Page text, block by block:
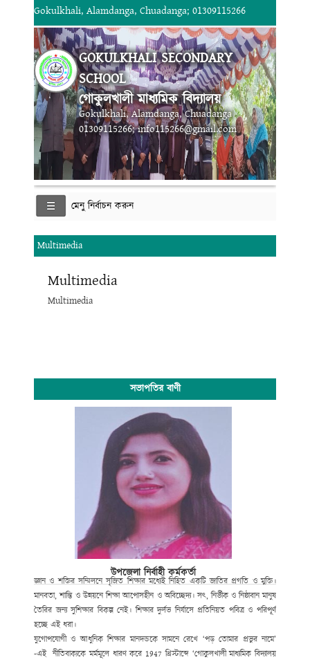
Gokulkhali, Alamdanga, Chuadanga; 01309115266
GOKULKHALI SECONDARY
SCHOOL
গোকুলখালী মাধ্যমিক বিদ্যালয়
Gokulkhali, Alamdanga, Chuadanga
01309115266; info115266@gmail.com
মেনু নির্বাচন করুন
Multimedia
Multimedia
Multimedia
সভাপতির বাণী
উপজেলা নির্বাহী কর্মকর্তা
জ্ঞান ও শক্তির সম্মিলনে সৃজিত শিক্ষার মধ্যেই নিহিত একটি জাতির প্রগতি ও মুক্তি।
মানবতা, শান্তি ও উন্নয়নে শিক্ষা আপোসহীন ও অবিচ্ছেদ্য। সৎ, নির্ভীক ও নিষ্ঠাবান মানুষ
তৈরির জন্য সুশিক্ষার বিকল্প নেই। শিক্ষার দুর্লভ নির্যাসে প্রতিনিয়ত পবিত্র ও পরিপূর্ণ
হচ্ছে এই ধরা।
যুগোপযোগী ও আধুনিক শিক্ষার মানদন্ডকে সামনে রেখে ‘পড় তোমার প্রভুর নামে’
-এই নীতিবাক্যকে মর্মমূলে ধারণ করে1947 খ্রিস্টাব্দে ‘গোকুলখালী মাধ্যমিক বিদ্যালয়